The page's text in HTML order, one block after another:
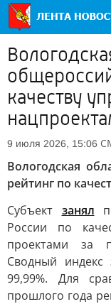
качеству
9 июля 2026, 15:06
Вологодская
рейтинг по
Субъект занял
России по
проектами за
Сводный индекс
99,99%. Для
прошлого года